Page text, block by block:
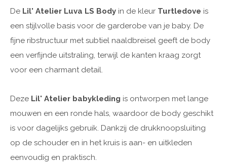
De Lil' Atelier Luva LS Body in de kleur Turtledove is
een stijlvolle basis voor de garderobe van je baby. De
fijne ribstructuur met subtiel naaldbreisel geeft de body
een verfijnde uitstraling, terwijl de kanten kraag zorgt
voor een charmant detail.
Deze Lil' Atelier babykleding is ontworpen met lange
mouwen en een ronde hals, waardoor de body geschikt
is voor dagelijks gebruik. Dankzij de drukknoopsluiting
op de schouder en in het kruis is aan- en uitkleden
eenvoudig en praktisch.